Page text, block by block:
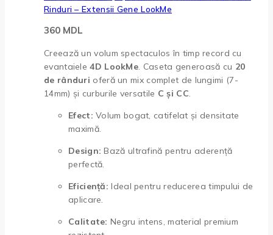
Rinduri – Extensii Gene LookMe
360 MDL
Creează un volum spectaculos în timp record cu
evantaiele4D LookMe. Caseta generoasă cu 20
de rânduri oferă un mix complet de lungimi (7-
14mm) și curburile versatile C și CC.
Efect: Volum bogat, catifelat și densitate
maximă.
Design: Bază ultrafină pentru aderență
perfectă.
Eficiență: Ideal pentru reducerea timpului de
aplicare.
Calitate: Negru intens, material premium